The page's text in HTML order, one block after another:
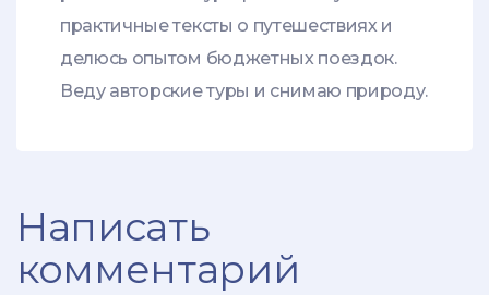
практичные тексты о путешествиях и
делюсь опытом бюджетных поездок.
Веду авторские туры и снимаю природу.
Написать
комментарий